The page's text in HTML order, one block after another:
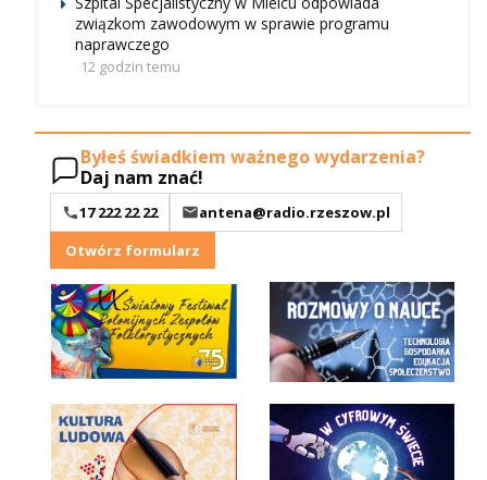
związkom zawodowym w sprawie programu
naprawczego
12 godzin temu
Byłeś świadkiem ważnego wydarzenia?
Daj nam znać!
17 222 22 22
antena@radio.rzeszow.pl
Otwórz formularz